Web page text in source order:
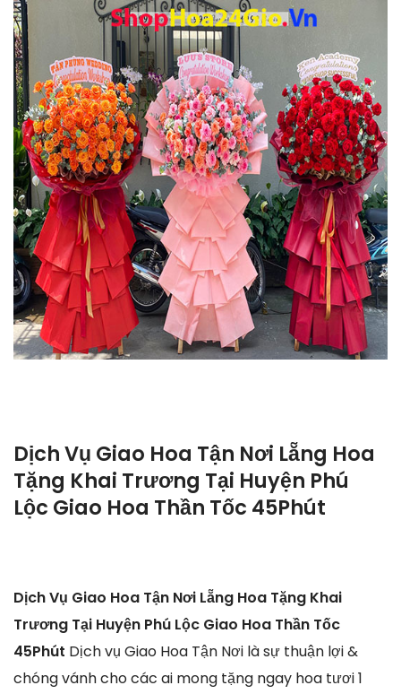
Dịch Vụ Giao Hoa Tận Nơi Lẵng Hoa
Tặng Khai Trương Tại Huyện Phú
Lộc Giao Hoa Thần Tốc 45Phút
Dịch Vụ Giao Hoa Tận Nơi Lẵng Hoa Tặng Khai
Trương Tại Huyện Phú Lộc Giao Hoa Thần Tốc
45Phút Dịch vụ Giao Hoa Tận Nơi là sự thuận lợi &
chóng vánh cho các ai mong tặng ngay hoa tươi 1